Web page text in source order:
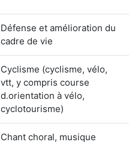
Défense et amélioration du
cadre de vie
Cyclisme (cyclisme, vélo,
vtt, y compris course
d.orientation à vélo,
cyclotourisme)
Chant choral, musique